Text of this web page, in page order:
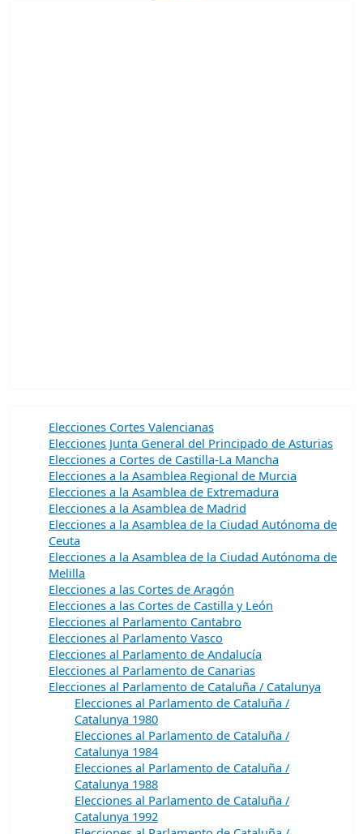
Elecciones Cortes Valencianas
Elecciones Junta General del Principado de Asturias
Elecciones a Cortes de Castilla-La Mancha
Elecciones a la Asamblea Regional de Murcia
Elecciones a la Asamblea de Extremadura
Elecciones a la Asamblea de Madrid
Elecciones a la Asamblea de la Ciudad Autónoma de
Ceuta
Elecciones a la Asamblea de la Ciudad Autónoma de
Melilla
Elecciones a las Cortes de Aragón
Elecciones a las Cortes de Castilla y León
Elecciones al Parlamento Cantabro
Elecciones al Parlamento Vasco
Elecciones al Parlamento de Andalucía
Elecciones al Parlamento de Canarias
Elecciones al Parlamento de Cataluña / Catalunya
Elecciones al Parlamento de Cataluña /
Catalunya 1980
Elecciones al Parlamento de Cataluña /
Catalunya 1984
Elecciones al Parlamento de Cataluña /
Catalunya 1988
Elecciones al Parlamento de Cataluña /
Catalunya 1992